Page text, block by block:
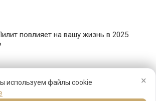
×
используем файлы cookie
повлияет на вашу жизнь в 2025
ЕЩЕ...